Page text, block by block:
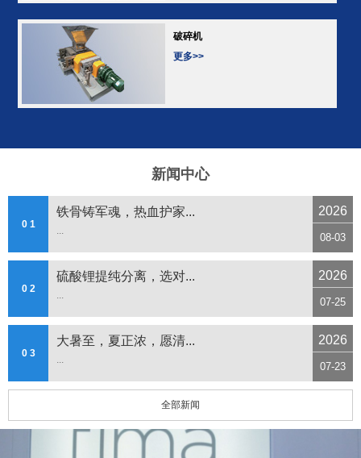
破碎机
更多>>
新闻中心
0 1
铁骨铸军魂，热血护家...
...
2026
08-03
0 2
硫酸锂提纯分离，选对...
...
2026
07-25
0 3
大暑至，夏正浓，愿清...
...
2026
07-23
全部新闻